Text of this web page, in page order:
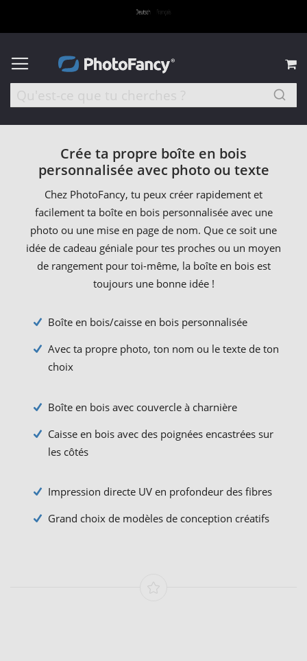
Crée ta propre boîte en bois
personnalisée avec photo ou texte
Chez PhotoFancy, tu peux créer rapidement et
facilement ta boîte en bois personnalisée avec une
photo ou une mise en page de nom. Que ce soit une
idée de cadeau géniale pour tes proches ou un moyen
de rangement pour toi-même, la boîte en bois est
toujours une bonne idée !
Boîte en bois/caisse en bois personnalisée
Avec ta propre photo, ton nom ou le texte de ton
choix
Boîte en bois avec couvercle à charnière
Caisse en bois avec des poignées encastrées sur
les côtés
Impression directe UV en profondeur des fibres
Grand choix de modèles de conception créatifs